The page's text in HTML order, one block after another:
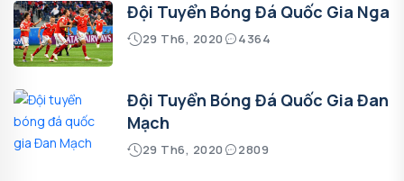
Đội Tuyển Bóng Đá Quốc Gia Nga
29 Th6, 2020 4364
Đội Tuyển Bóng Đá Quốc Gia Đan
Mạch
29 Th6, 2020 2809